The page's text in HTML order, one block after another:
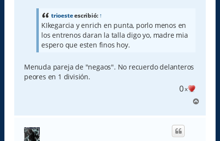
trioesteescribió:↑
KIkegarcia y enrich en punta, porlo menos en
los entrenos daran la talla digo yo, madre mia
espero que esten finos hoy.
Menuda pareja de "negaos". No recuerdo delanteros
peores en 1 división.
0x
r